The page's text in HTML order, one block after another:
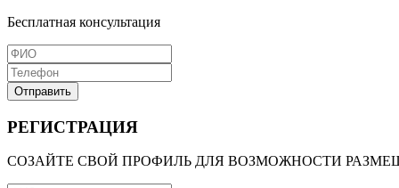
Бесплатная консультация
Отправить
РЕГИСТРАЦИЯ
СОЗАЙТЕ СВОЙ ПРОФИЛЬ ДЛЯ ВОЗМОЖНОСТИ